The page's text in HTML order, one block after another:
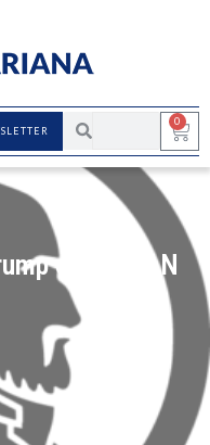
0
en la OTAN